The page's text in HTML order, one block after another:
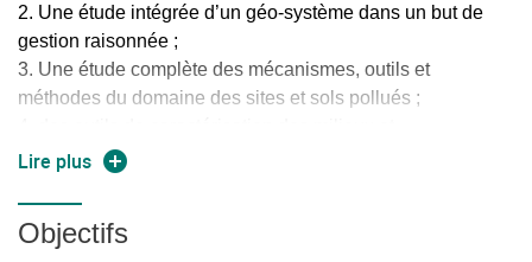
Une étude intégrée d’un géo-système dans un but de
gestion raisonnée ;
Une étude complète des mécanismes, outils et
méthodes du domaine des sites et sols pollués ;
d'interprétation cartographique des socio-écosystèmes et
Lire plus
Objectifs